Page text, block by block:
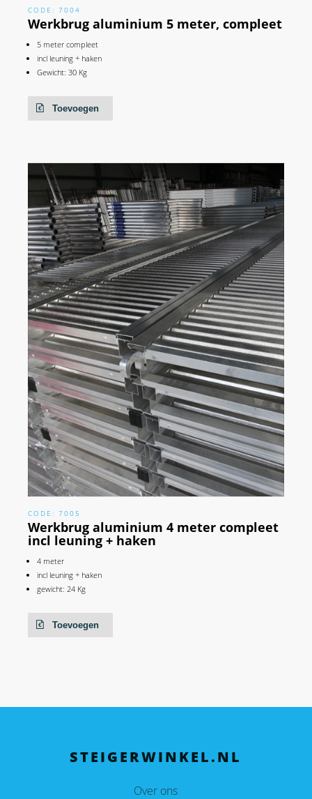
CODE: 7004
Werkbrug aluminium 5 meter, compleet
5 meter compleet
incl leuning + haken
Gewicht: 30 Kg
Toevoegen
CODE: 7005
Werkbrug aluminium 4 meter compleet
incl leuning + haken
4 meter
incl leuning + haken
gewicht: 24 Kg
Toevoegen
STEIGERWINKEL.NL
Over ons